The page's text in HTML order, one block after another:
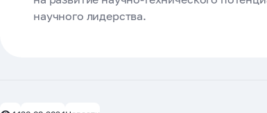
научного лидерства.